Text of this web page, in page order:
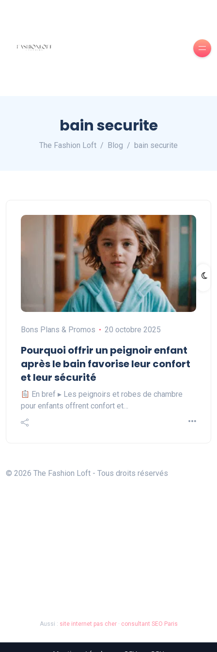
bain securite
The Fashion Loft Blog bain securite
Bons Plans & Promos 20 octobre 2025
Pourquoi offrir un peignoir enfant
après le bain favorise leur confort
et leur sécurité
En bref ▸ Les peignoirs et robes de chambre
pour enfants offrent confort et…
© 2026 The Fashion Loft - Tous droits réservés
Aussi : site internet pas cher· consultant SEO Paris